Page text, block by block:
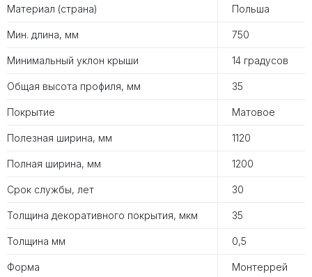
Материал (страна) Польша
Мин. длина, мм 750
Минимальный уклон крыши 14 градусов
Общая высота профиля, мм 35
Покрытие Матовое
Полезная ширина, мм 1120
Полная ширина, мм 1200
Срок службы, лет 30
Толщина декоративного покрытия, мкм 35
Толщина мм 0,5
Форма Монтеррей